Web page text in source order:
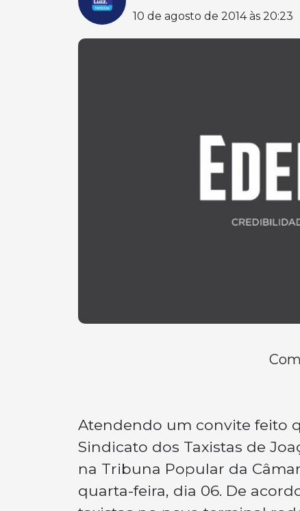
10 de agosto de 2014 às 20:23
Atendendo um convite feito
Sindicato dos Taxistas de
na Tribuna Popular da
quarta-feira, dia 06. De